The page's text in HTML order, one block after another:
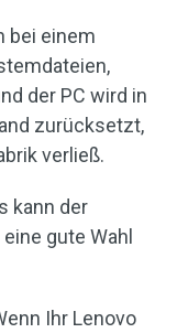
bei einem
der PC wird in
zurücksetzt,
verließ.
kann der
gute Wahl
Ihr Lenovo